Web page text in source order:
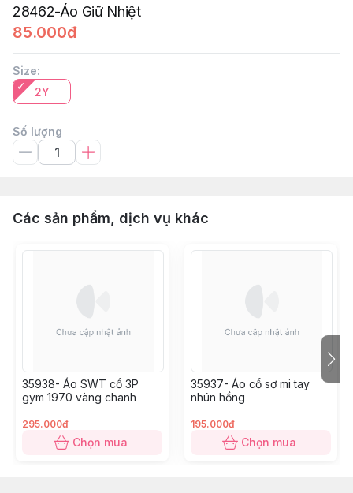
28462-Áo Giữ Nhiệt
85.000đ
Size:
2Y
Số lượng
Các sản phẩm, dịch vụ khác
35938- Áo SWT cổ 3P
gym 1970 vàng chanh
295.000đ
Chọn mua
35937- Áo cổ sơ mi tay
nhún hồng
195.000đ
Chọn mua